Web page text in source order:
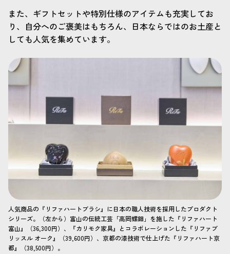
また、ギフトセットや特別仕様のアイテムも充実してお
り、自分へのご褒美はもちろん、日本ならではのお土産と
しても人気を集めています。
人気商品の『リファハートブラシ』に日本の職人技術を採用したプロダクト
シリーズ。（左から）富山の伝統工芸「高岡螺鈿」を施した『リファハート
富山』（36,300円）、『カリモク家具』とコラボレーションした『リファブ
リッスル オーク』（39,600円）、京都の漆技術で仕上げた『リファハート京
都』（38,500円）。